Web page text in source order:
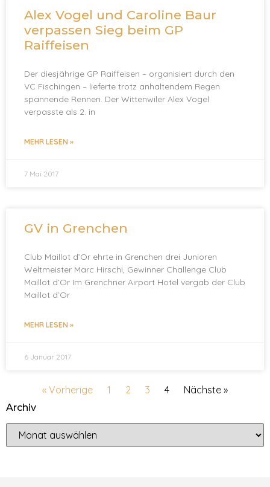
Alex Vogel und Caroline Baur
verpassen Sieg beim GP
Raiffeisen
Der diesjährige GP Raiffeisen – organisiert durch den
VC Fischingen – lieferte trotz anhaltendem Regen
spannende Rennen. Der Wittenwiler Alex Vogel
verpasste als 2. in
MEHR LESEN »
7 Mai 2017
GV in Grenchen
Club Maillot d’Or ehrte in Grenchen drei Junioren
Weltmeister Marc Hirschi, Gewinner Challenge Club
Maillot d’Or Im Grenchner Airport Hotel vergab der Club
Maillot d`Or
MEHR LESEN »
6 Januar 2017
« Vorherige 1 2 3 4 Nächste »
Archiv